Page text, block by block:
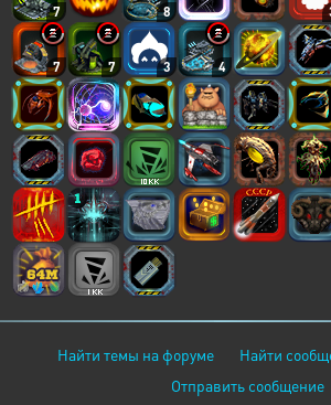
7 8
7 7 3 4
Найти темы на форуме
Найти
Отправить сообщение